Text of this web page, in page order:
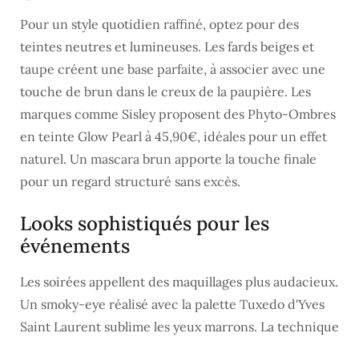
Pour un style quotidien raffiné, optez pour des
teintes neutres et lumineuses. Les fards beiges et
taupe créent une base parfaite, à associer avec une
touche de brun dans le creux de la paupière. Les
marques comme Sisley proposent des Phyto-Ombres
en teinte Glow Pearl à 45,90€, idéales pour un effet
naturel. Un mascara brun apporte la touche finale
pour un regard structuré sans excès.
Looks sophistiqués pour les
événements
Les soirées appellent des maquillages plus audacieux.
Un smoky-eye réalisé avec la palette Tuxedo d'Yves
Saint Laurent sublime les yeux marrons. La technique